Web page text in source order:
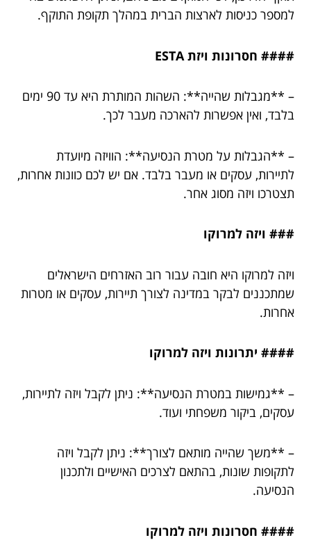
למספר כניסות לארצות הברית במהלך תקופת התוקף.
#### חסרונות ויזת ESTA
– **מגבלות שהייה**: השהות המותרת היא עד 90 ימים
בלבד, ואין אפשרות להארכה מעבר לכך.
– **הגבלות על מטרת הנסיעה**: הוויזה מיועדת
לתיירות, עסקים או מעבר בלבד. אם יש לכם כוונות אחרות,
תצטרכו ויזה מסוג אחר.
### ויזה למרוקו
ויזה למרוקו היא חובה עבור רוב האזרחים הישראלים
שמתכננים לבקר במדינה לצורך תיירות, עסקים או מטרות
אחרות.
#### יתרונות ויזה למרוקו
– **גמישות במטרת הנסיעה**: ניתן לקבל ויזה לתיירות,
עסקים, ביקור משפחתי ועוד.
– **משך שהייה מותאם לצורך**: ניתן לקבל ויזה
לתקופות שונות, בהתאם לצרכים האישיים ולתכנון
הנסיעה.
#### חסרונות ויזה למרוקו